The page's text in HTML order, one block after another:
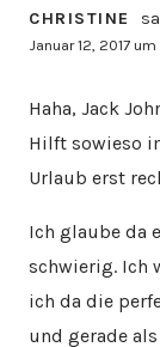
CHRISTINE
Januar 12, 2017
Haha, Jack
Hilft sowieso
Urlaub erst
Ich glaube da
schwierig. Ich
ich da die
und gerade